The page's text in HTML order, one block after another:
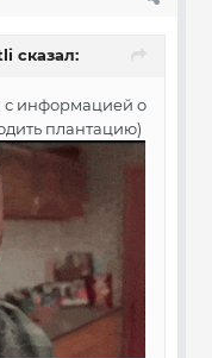
сказал:
с информацией о
плантацию)